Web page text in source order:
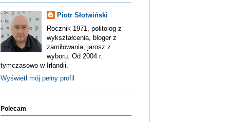
Piotr Słotwiński
Rocznik 1971, politolog z
wykształcenia, bloger z
zamiłowania, jarosz z
wyboru. Od 2004 r.
tymczasowo w Irlandii.
Wyświetl mój pełny profil
Polecam